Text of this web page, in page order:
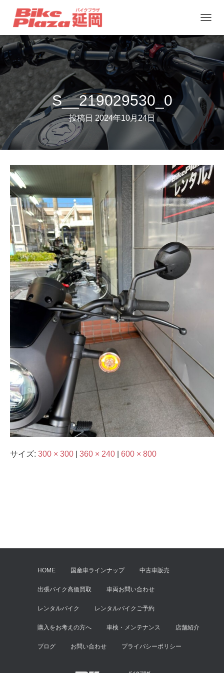
ビ
ー
シ
ョ
ン
を
り
え
S__219029530_0
投稿日 2024年10月24日
サイズ: 300 × 300 360 × 240 600 × 800
HOME 国産車ラインナップ 中古車販売
出張バイク高価買取 車両お問い合わせ
レンタルバイク レンタルバイクご予約
購入をお考えの方へ 車検・メンテナンス 店舗紹介
ブログ お問い合わせ プライバシーポリシー